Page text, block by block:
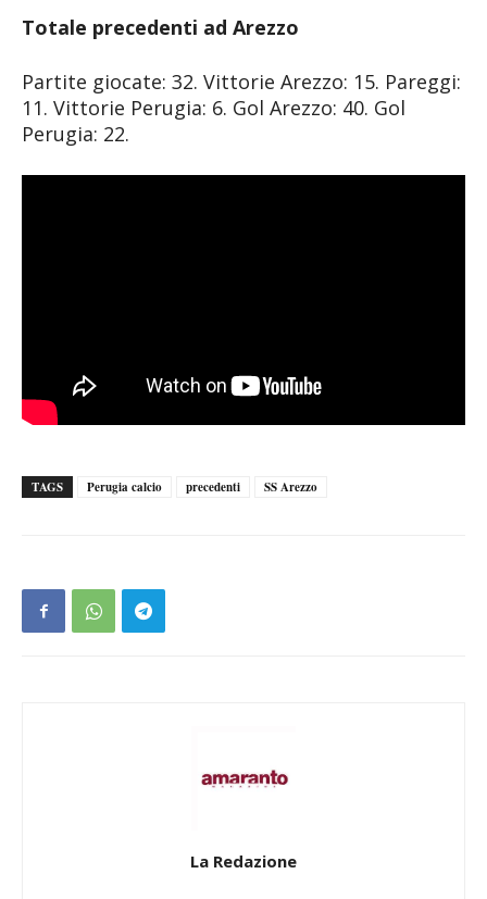
Totale precedenti ad Arezzo
Partite giocate: 32. Vittorie Arezzo: 15. Pareggi:
11. Vittorie Perugia: 6. Gol Arezzo: 40. Gol
Perugia: 22.
TAGS Perugia calcio precedenti SS Arezzo
La Redazione